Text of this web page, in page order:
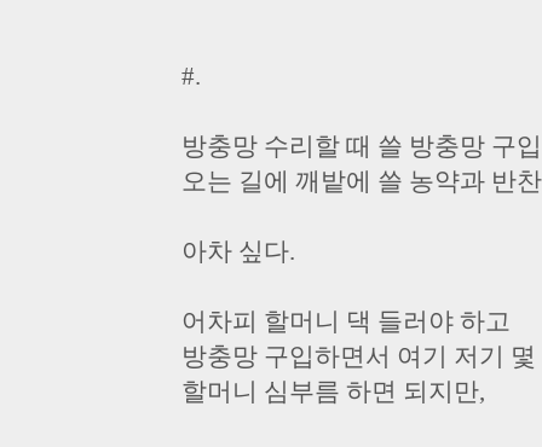
#.
방충망 수리할 때 쓸 방충망 구
오는 길에 깨밭에 쓸 농약과 반
아차 싶다.
어차피 할머니 댁 들러야 하고
방충망 구입하면서 여기 저기
할머니 심부름 하면 되지만,